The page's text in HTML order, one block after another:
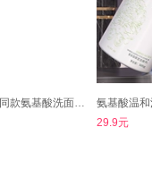
2022完美日记女孩同款氨基酸洗面奶洁颜乳
29.9元